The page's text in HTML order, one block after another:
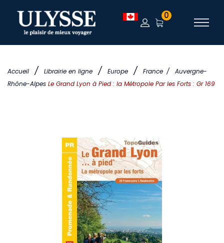
Accueil / Librairie en ligne / Europe / France /
Auvergne-
Rhône-Alpes Le Grand Lyon à Pied : la Métropole Par les Forts : Gr 169
0